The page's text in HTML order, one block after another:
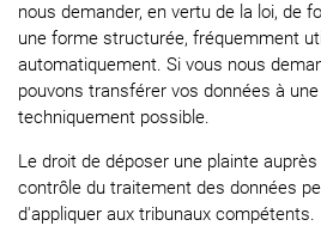
nous demander, en vertu de la loi, de
une forme structurée, fréquemment
automatiquement. Si vous nous
pouvons transférer vos données à
techniquement possible.
Le droit de déposer une plainte
contrôle du traitement des données
d'appliquer aux tribunaux compétents.